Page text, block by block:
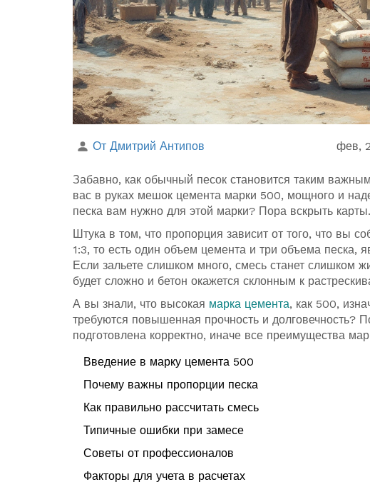
От Дмитрий Антипов фев,
Забавно, как обычный песок становится таким
вас в руках мешок цемента марки 500, мощного и
песка вам нужно для этой марки? Пора вскрыть карты.
Штука в том, что пропорция зависит от того, что вы
1:3, то есть один объем цемента и три объема песка,
Если зальете слишком много, смесь станет слишком
будет сложно и бетон окажется склонным к
А вы знали, что высокая марка цемента, как 500,
требуются повышенная прочность и долговечность?
подготовлена корректно, иначе все преимущества
Введение в марку цемента 500
Почему важны пропорции песка
Как правильно рассчитать смесь
Типичные ошибки при замесе
Советы от профессионалов
Факторы для учета в расчетах